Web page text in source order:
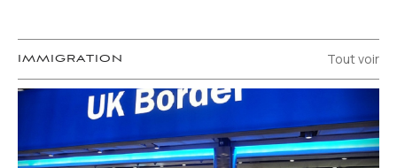
IMMIGRATION Tout voir